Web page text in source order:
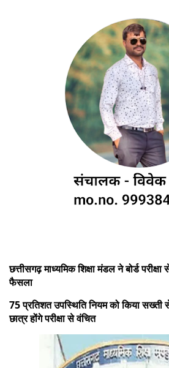
छत्तीसगढ़ माध्यमिक शिक्षा मंडल ने बोर्ड
फैसला
75 प्रतिशत उपस्थिति नियम को किया
छात्र होंगे परीक्षा से वंचित